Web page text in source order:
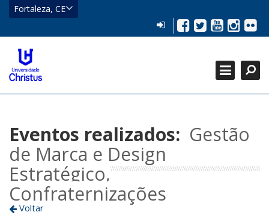
CE
Fortaleza, CE
Facebook
Twitter
LOGIN
Localizar
Eventos realizados: Gestão
de Marca e Design
Estratégico,
Confraternizações
Voltar
HOME
PÓS-GRADUAÇÃO +